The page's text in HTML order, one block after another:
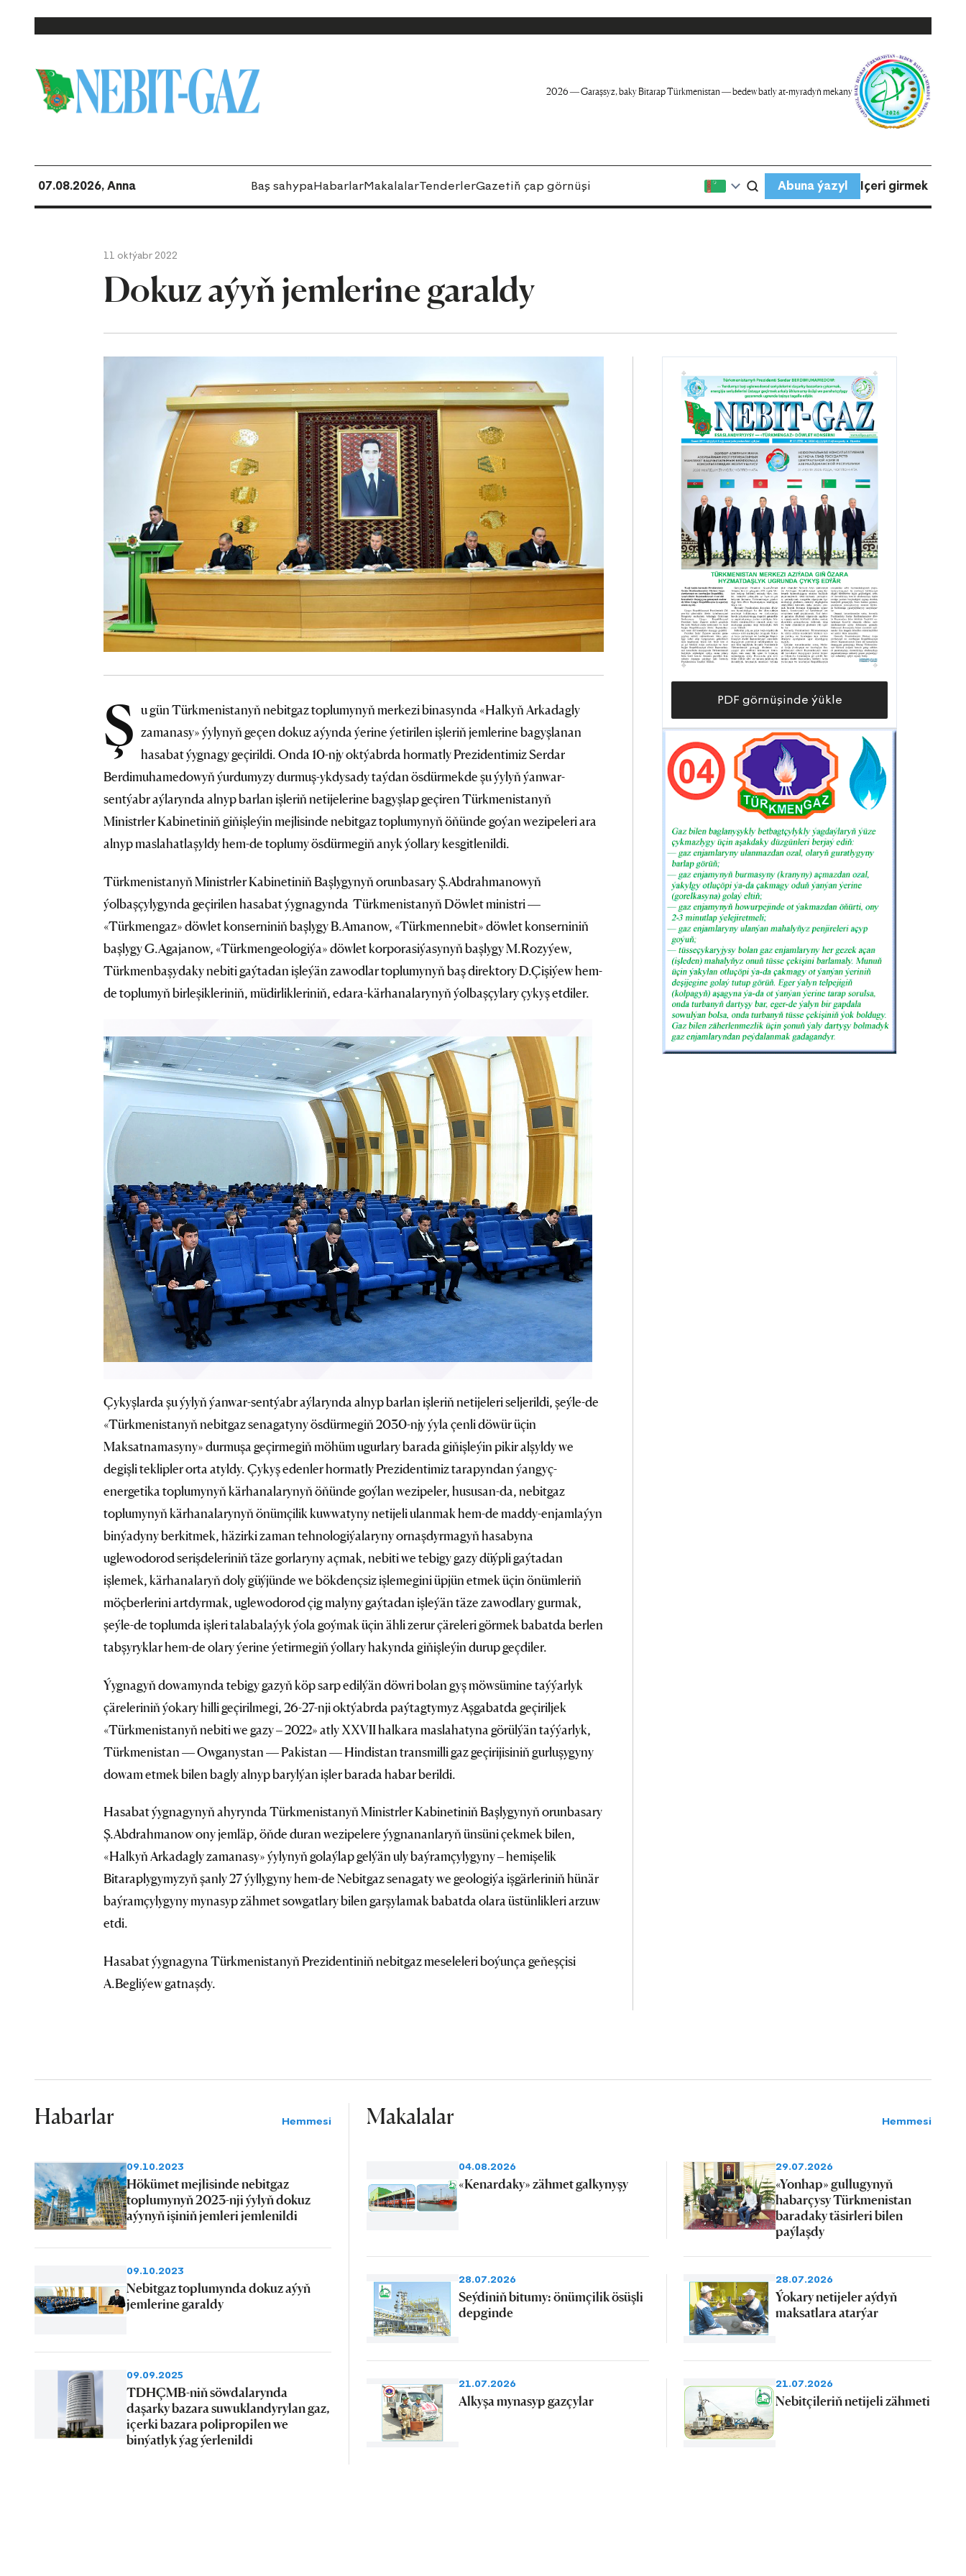
2026 — Garaşsyz, baky Bitarap Türkmenistan — bedew batly at-myradyň mekany
07.08.2026, Anna Baş sahypaHabarlarMakalalarTenderlerGazetiň çap görnüşi Abuna ýazyl Içeri girmek
11 oktýabr 2022
Dokuz aýyň jemlerine garaldy
Ş u gün Türkmenistanyň nebitgaz toplumynyň merkezi binasynda «Halkyň Arkadagly
zamanasy» ýylynyň geçen dokuz aýynda ýerine ýetirilen işleriň jemlerine bagyşlanan
hasabat ýygnagy geçirildi. Onda 10-njy oktýabrda hormatly Prezidentimiz Serdar
Berdimuhamedowyň ýurdumyzy durmuş-ykdysady taýdan ösdürmekde şu ýylyň ýanwar-
sentýabr aýlarynda alnyp barlan işleriň netijelerine bagyşlap geçiren Türkmenistanyň
Ministrler Kabinetiniň giňişleýin mejlisinde nebitgaz toplumynyň öňünde goýan wezipeleri ara
alnyp maslahatlaşyldy hem-de toplumy ösdürmegiň anyk ýollary kesgitlenildi.
Türkmenistanyň Ministrler Kabinetiniň Başlygynyň orunbasary Ş.Abdrahmanowyň
ýolbaşçylygynda geçirilen hasabat ýygnagynda Türkmenistanyň Döwlet ministri —
«Türkmengaz» döwlet konserniniň başlygy B.Amanow, «Türkmennebit» döwlet konserniniň
başlygy G.Agajanow, «Türkmengeologiýa» döwlet korporasiýasynyň başlygy M.Rozyýew,
Türkmenbaşydaky nebiti gaýtadan işleýän zawodlar toplumynyň baş direktory D.Çişiýew hem-
de toplumyň birleşikleriniň, müdirlikleriniň, edara-kärhanalarynyň ýolbaşçylary çykyş etdiler.
Çykyşlarda şu ýylyň ýanwar-sentýabr aýlarynda alnyp barlan işleriň netijeleri seljerildi, şeýle-de
«Türkmenistanyň nebitgaz senagatyny ösdürmegiň 2030-njy ýyla çenli döwür üçin
Maksatnamasyny» durmuşa geçirmegiň möhüm ugurlary barada giňişleýin pikir alşyldy we
degişli teklipler orta atyldy. Çykyş edenler hormatly Prezidentimiz tarapyndan ýangyç-
energetika toplumynyň kärhanalarynyň öňünde goýlan wezipeler, hususan-da, nebitgaz
toplumynyň kärhanalarynyň önümçilik kuwwatyny netijeli ulanmak hem-de maddy-enjamlaýyn
binýadyny berkitmek, häzirki zaman tehnologiýalaryny ornaşdyrmagyň hasabyna
uglewodorod serişdeleriniň täze gorlaryny açmak, nebiti we tebigy gazy düýpli gaýtadan
işlemek, kärhanalaryň doly güýjünde we bökdençsiz işlemegini üpjün etmek üçin önümleriň
möçberlerini artdyrmak, uglewodorod çig malyny gaýtadan işleýän täze zawodlary gurmak,
şeýle-de toplumda işleri talabalaýyk ýola goýmak üçin ähli zerur çäreleri görmek babatda berlen
tabşyryklar hem-de olary ýerine ýetirmegiň ýollary hakynda giňişleýin durup geçdiler.
Ýygnagyň dowamynda tebigy gazyň köp sarp edilýän döwri bolan gyş möwsümine taýýarlyk
çäreleriniň ýokary hilli geçirilmegi, 26-27-nji oktýabrda paýtagtymyz Aşgabatda geçiriljek
«Türkmenistanyň nebiti we gazy – 2022» atly ХХVII halkara maslahatyna görülýän taýýarlyk,
Türkmenistan — Owganystan — Pakistan — Hindistan transmilli gaz geçirijisiniň gurluşygyny
dowam etmek bilen bagly alnyp barylýan işler barada habar berildi.
Hasabat ýygnagynyň ahyrynda Türkmenistanyň Ministrler Kabinetiniň Başlygynyň orunbasary
Ş.Abdrahmanow ony jemläp, öňde duran wezipelere ýygnananlaryň ünsüni çekmek bilen,
«Halkyň Arkadagly zamanasy» ýylynyň golaýlap gelýän uly baýramçylygyny – hemişelik
Bitaraplygymyzyň şanly 27 ýyllygyny hem-de Nebitgaz senagaty we geologiýa işgärleriniň hünär
baýramçylygyny mynasyp zähmet sowgatlary bilen garşylamak babatda olara üstünlikleri arzuw
etdi.
Hasabat ýygnagyna Türkmenistanyň Prezidentiniň nebitgaz meseleleri boýunça geňeşçisi
A.Begliýew gatnaşdy.
PDF görnüşinde ýükle
Habarlar Hemmesi
09.10.2023
Hökümet mejlisinde nebitgaz
toplumynyň 2023-nji ýylyň dokuz
aýynyň işiniň jemleri jemlenildi
09.10.2023
Nebitgaz toplumynda dokuz aýyň
jemlerine garaldy
09.09.2025
TDHÇMB-niň söwdalarynda
daşarky bazara suwuklandyrylan gaz,
içerki bazara polipropilen we
binýatlyk ýag ýerlenildi
Makalalar Hemmesi
04.08.2026
«Kenardaky» zähmet galkynyşy
29.07.2026
«Yonhap» gullugynyň
habarçysy Türkmenistan
baradaky täsirleri bilen
paýlaşdy
28.07.2026
Seýdiniň bitumy: önümçilik ösüşli
depginde
28.07.2026
Ýokary netijeler aýdyň
maksatlara atarýar
21.07.2026
Alkyşa mynasyp gazçylar
21.07.2026
Nebitçileriň netijeli zähmeti